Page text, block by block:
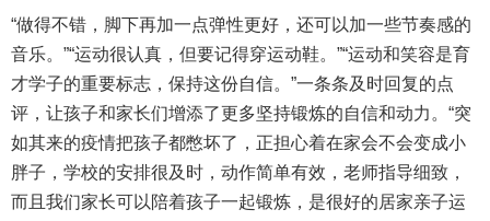
“做得不错，脚下再加一点弹性更好，还可以加一些节奏感的
音乐。”“运动很认真，但要记得穿运动鞋。”“运动和笑容是育
才学子的重要标志，保持这份自信。”一条条及时回复的点
评，让孩子和家长们增添了更多坚持锻炼的自信和动力。“突
如其来的疫情把孩子都憋坏了，正担心着在家会不会变成小
胖子，学校的安排很及时，动作简单有效，老师指导细致，
而且我们家长可以陪着孩子一起锻炼，是很好的居家亲子运